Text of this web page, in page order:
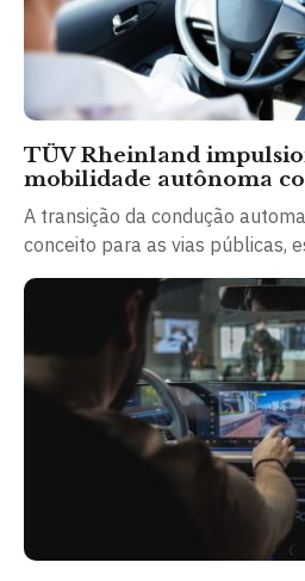
TÜV Rheinland
mobilidade autônoma
A transição da condução
conceito para as vias públicas,